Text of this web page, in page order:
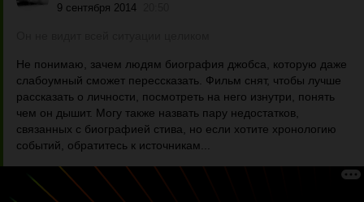
9 сентября 2014
Не понимаю, зачем людям биография джобса, которую даже
слабоумный сможет перессказать. Фильм снят, чтобы лучше
рассказать о личности, посмотреть на него изнутри, понять
чем он дышит. Могу также назвать пару недостатков,
связанных с биографией стива, но если хотите хронологию
событий, обратитесь к источникам...